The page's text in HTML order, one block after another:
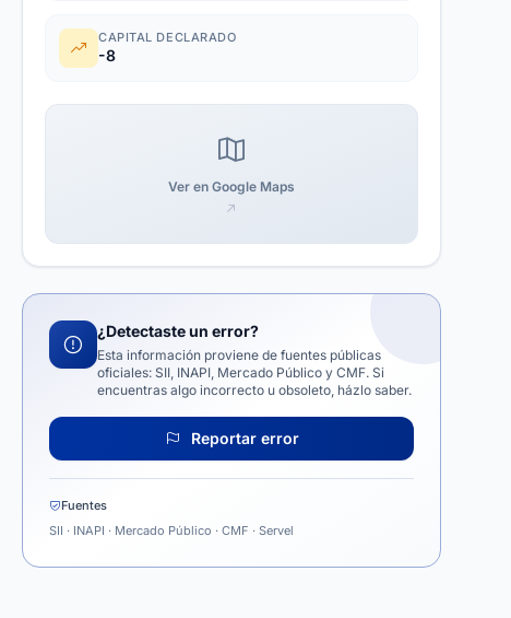
CAPITAL DECLARADO
-8
Ver en Google Maps
¿Detectaste un error?
Esta información proviene de fuentes públicas
oficiales: SII, INAPI, Mercado Público y CMF. Si
encuentras algo incorrecto u obsoleto, házlo saber.
Reportar error
Fuentes
SII · INAPI · Mercado Público · CMF · Servel